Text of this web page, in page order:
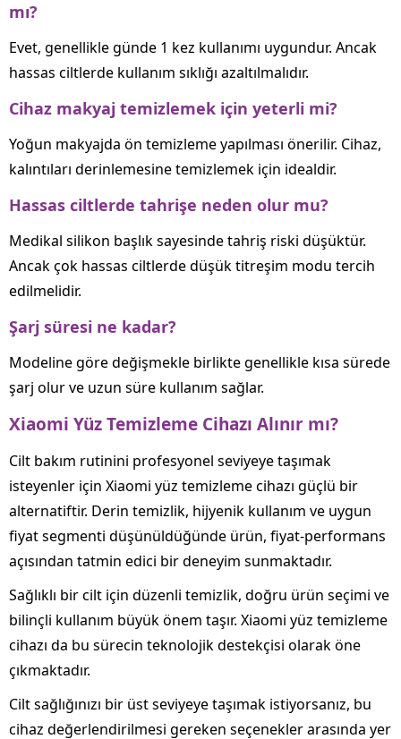
mı?
Evet, genellikle günde 1 kez kullanımı uygundur. Ancak
hassas ciltlerde kullanım sıklığı azaltılmalıdır.
Cihaz makyaj temizlemek için yeterli mi?
Yoğun makyajda ön temizleme yapılması önerilir. Cihaz,
kalıntıları derinlemesine temizlemek için idealdir.
Hassas ciltlerde tahrişe neden olur mu?
Medikal silikon başlık sayesinde tahriş riski düşüktür.
Ancak çok hassas ciltlerde düşük titreşim modu tercih
edilmelidir.
Şarj süresi ne kadar?
Modeline göre değişmekle birlikte genellikle kısa sürede
şarj olur ve uzun süre kullanım sağlar.
Xiaomi Yüz Temizleme Cihazı Alınır mı?
Cilt bakım rutinini profesyonel seviyeye taşımak
isteyenler için Xiaomi yüz temizleme cihazı güçlü bir
alternatiftir. Derin temizlik, hijyenik kullanım ve uygun
fiyat segmenti düşünüldüğünde ürün, fiyat-performans
açısından tatmin edici bir deneyim sunmaktadır.
Sağlıklı bir cilt için düzenli temizlik, doğru ürün seçimi ve
bilinçli kullanım büyük önem taşır. Xiaomi yüz temizleme
cihazı da bu sürecin teknolojik destekçisi olarak öne
çıkmaktadır.
Cilt sağlığınızı bir üst seviyeye taşımak istiyorsanız, bu
cihaz değerlendirilmesi gereken seçenekler arasında yer